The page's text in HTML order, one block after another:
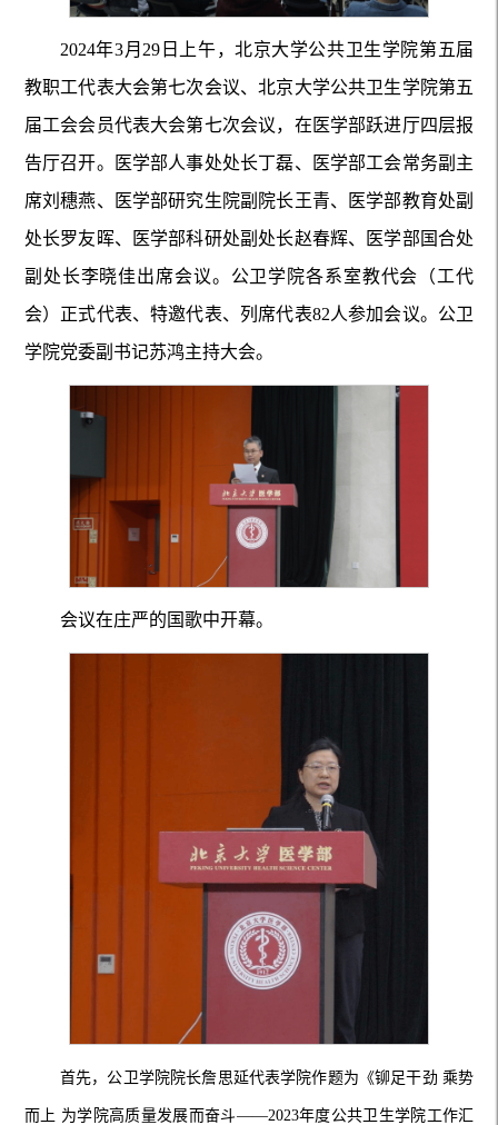
2024年3月29日上午，北京大学公共卫生学院第五届
教职工代表大会第七次会议、北京大学公共卫生学院第五
届工会会员代表大会第七次会议，在医学部跃进厅四层报
告厅召开。医学部人事处处长丁磊、医学部工会常务副主
席刘穗燕、医学部研究生院副院长王青、医学部教育处副
处长罗友晖、医学部科研处副处长赵春辉、医学部国合处
副处长李晓佳出席会议。公卫学院各系室教代会（工代
会）正式代表、特邀代表、列席代表82人参加会议。公卫
学院党委副书记苏鸿主持大会。
会议在庄严的国歌中开幕。
首先，公卫学院院长詹思延代表学院作题为《铆足干劲 乘势
而上 为学院高质量发展而奋斗——2023年度公共卫生学院工作汇